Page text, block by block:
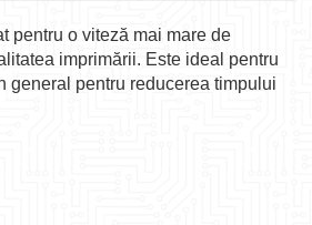
pentru o viteză mai mare de
imprimării. Este ideal pentru
general pentru reducerea timpului